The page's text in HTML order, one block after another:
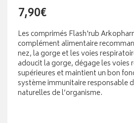
7,90€
Les comprimés Flash'rub
complément alimentaire
nez, la gorge et les voies
adoucit la gorge, dégage les voies
supérieures et maintient un bon
système immunitaire responsable
naturelles de l’organisme.